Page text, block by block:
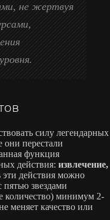
не жертвуя
силу легендарных
они перестали
функция
действия: извлечение,
эти действия можно
пятью звездами
количество) минимум 2-
меняет качество или